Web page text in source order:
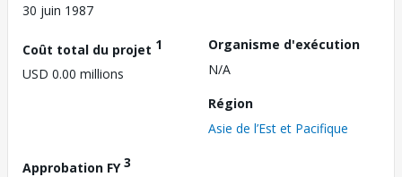
30 juin 1987
Coût total du projet 1
USD 0.00 millions
Organisme d'exécution
N/A
Région
Asie de l’Est et Pacifique
Approbation FY3